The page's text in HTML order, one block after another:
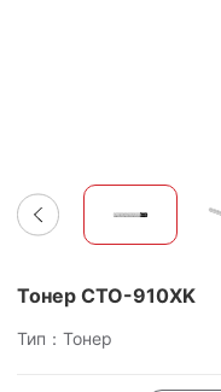
Тонер CTO-910XK
Тип：Тонер